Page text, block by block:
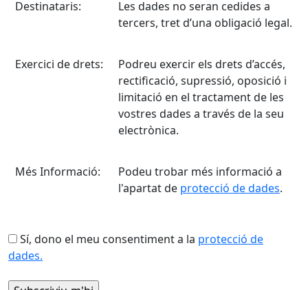
Destinataris:
Les dades no seran cedides a
tercers, tret d’una obligació legal.
Exercici de drets:
Podreu exercir els drets d’accés,
rectificació, supressió, oposició i
limitació en el tractament de les
vostres dades a través de la seu
electrònica.
Més Informació:
Podeu trobar més informació a
l'apartat de protecció de dades.
Sí, dono el meu consentiment a la protecció de
dades.